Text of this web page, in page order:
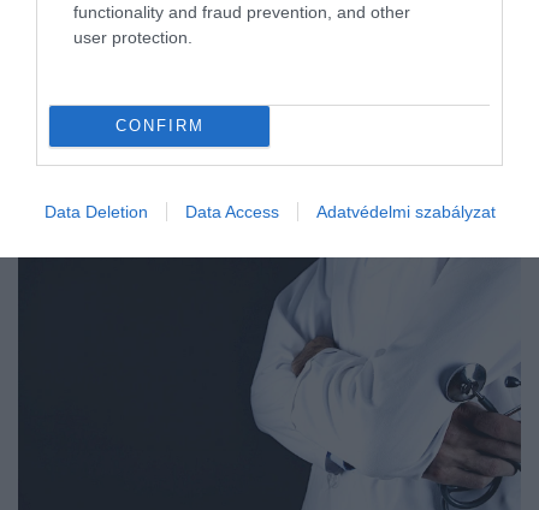
functionality and fraud prevention, and other
user protection.
CONFIRM
Data Deletion Data Access Adatvédelmi szabályzat